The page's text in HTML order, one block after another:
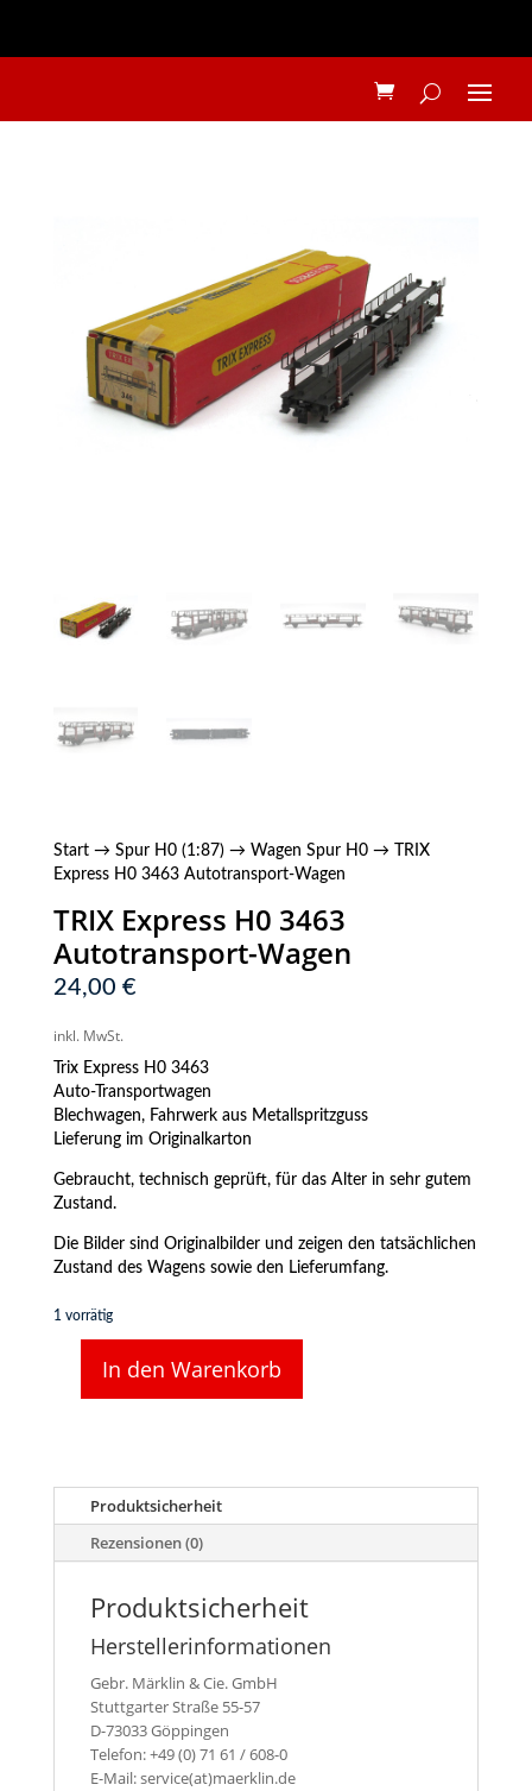
Start→ Spur H0 (1:87)→ Wagen Spur H0→ TRIX
Express H0 3463 Autotransport-Wagen
TRIX Express H0 3463
Autotransport-Wagen
24,00 €
inkl. MwSt.
Trix Express H0 3463
Auto-Transportwagen
Blechwagen, Fahrwerk aus Metallspritzguss
Lieferung im Originalkarton
Gebraucht, technisch geprüft, für das Alter in sehr gutem
Zustand.
Die Bilder sind Originalbilder und zeigen den tatsächlichen
Zustand des Wagens sowie den Lieferumfang.
1 vorrätig
Express
Wagen
Menge
In den Warenkorb
Produktsicherheit
Rezensionen (0)
Produktsicherheit
Herstellerinformationen
Gebr. Märklin & Cie. GmbH
Stuttgarter Straße 55-57
D-73033 Göppingen
Telefon: +49 (0) 71 61 / 608-0
E-Mail: service(at)maerklin.de